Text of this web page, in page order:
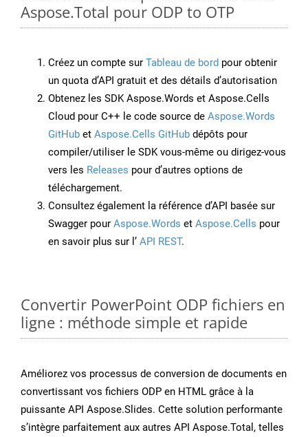
Aspose.Total pour ODP to OTP
Créez un compte sur Tableau de bord pour obtenir
un quota d’API gratuit et des détails d’autorisation
Obtenez les SDK Aspose.Words et Aspose.Cells
Cloud pour C++ le code source de Aspose.Words
GitHub et Aspose.Cells GitHub dépôts pour
compiler/utiliser le SDK vous-même ou dirigez-vous
vers les Releases pour d’autres options de
téléchargement.
Consultez également la référence d’API basée sur
Swagger pour Aspose.Words et Aspose.Cells pour
en savoir plus sur l’ API REST.
Convertir PowerPoint ODP fichiers en
ligne : méthode simple et rapide
Améliorez vos processus de conversion de documents en
convertissant vos fichiers ODP en HTML grâce à la
puissante API Aspose.Slides. Cette solution performante
s’intègre parfaitement aux autres API Aspose.Total, telles